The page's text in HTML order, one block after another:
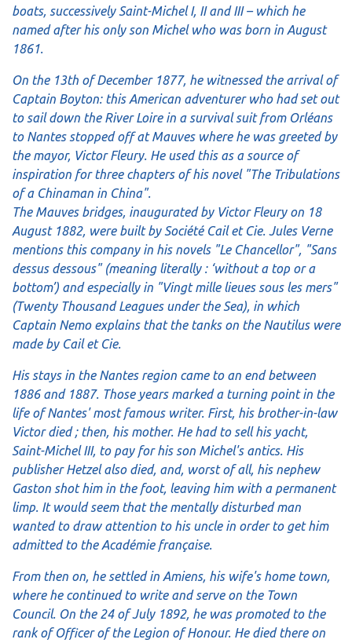
boats, successively Saint-Michel I, II and III – which he
named after his only son Michel who was born in August
1861.
On the 13th of December 1877, he witnessed the arrival of
Captain Boyton: this American adventurer who had set out
to sail down the River Loire in a survival suit from Orléans
to Nantes stopped off at Mauves where he was greeted by
the mayor, Victor Fleury. He used this as a source of
inspiration for three chapters of his novel "The Tribulations
of a Chinaman in China".
The Mauves bridges, inaugurated by Victor Fleury on 18
August 1882, were built by Société Cail et Cie. Jules Verne
mentions this company in his novels "Le Chancellor", "Sans
dessus dessous" (meaning literally : ‘without a top or a
bottom’) and especially in "Vingt mille lieues sous les mers"
(Twenty Thousand Leagues under the Sea), in which
Captain Nemo explains that the tanks on the Nautilus were
made by Cail et Cie.
His stays in the Nantes region came to an end between
1886 and 1887. Those years marked a turning point in the
life of Nantes' most famous writer. First, his brother-in-law
Victor died ; then, his mother. He had to sell his yacht,
Saint-Michel III, to pay for his son Michel's antics. His
publisher Hetzel also died, and, worst of all, his nephew
Gaston shot him in the foot, leaving him with a permanent
limp. It would seem that the mentally disturbed man
wanted to draw attention to his uncle in order to get him
admitted to the Académie française.
From then on, he settled in Amiens, his wife's home town,
where he continued to write and serve on the Town
Council. On the 24 of July 1892, he was promoted to the
rank of Officer of the Legion of Honour. He died there on